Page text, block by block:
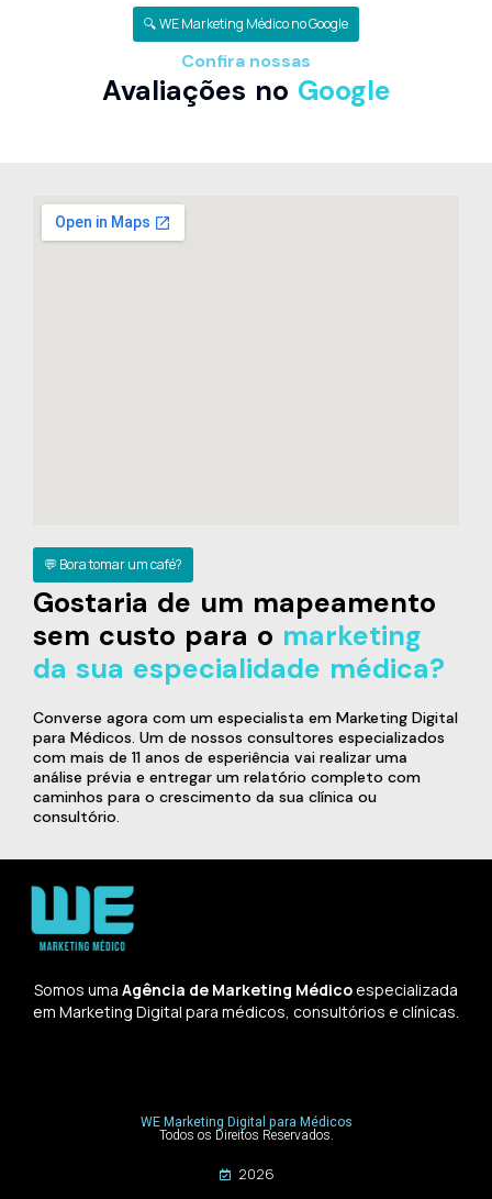
🔍 WE Marketing Médico no Google
Confira nossas
Avaliações no Google
💬 Bora tomar um café?
Gostaria de um mapeamento
sem custo para o marketing
da sua especialidade médica?
Converse agora com um especialista em Marketing Digital
para Médicos. Um de nossos consultores especializados
com mais de 11 anos de esperiência vai realizar uma
análise prévia e entregar um relatório completo com
caminhos para o crescimento da sua clínica ou
consultório.
Somos uma Agência de Marketing Médicoespecializada
em Marketing Digital para médicos, consultórios e clínicas.
WE Marketing Digital para Médicos
Todos os Direitos Reservados.
2026